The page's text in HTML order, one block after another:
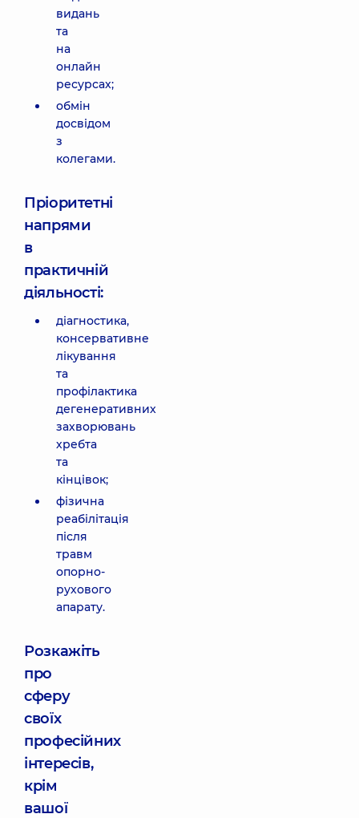
видань
та
на
онлайн
ресурсах;
обмін
досвідом
з
колегами.
Пріоритетні
напрями
в
практичній
діяльності:
діагностика,
консервативне
лікування
та
профілактика
дегенеративних
захворювань
хребта
та
кінцівок;
фізична
реабілітація
після
травм
опорно-
рухового
апарату.
Розкажіть
про
сферу
своїх
професійних
інтересів,
крім
вашої